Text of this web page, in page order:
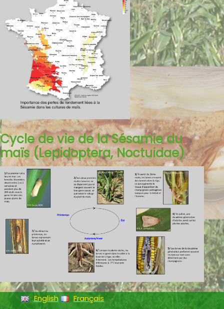
Cycle de vie de la Sésamie du
maïs (Lepidoptera, Noctuidae)
English Français